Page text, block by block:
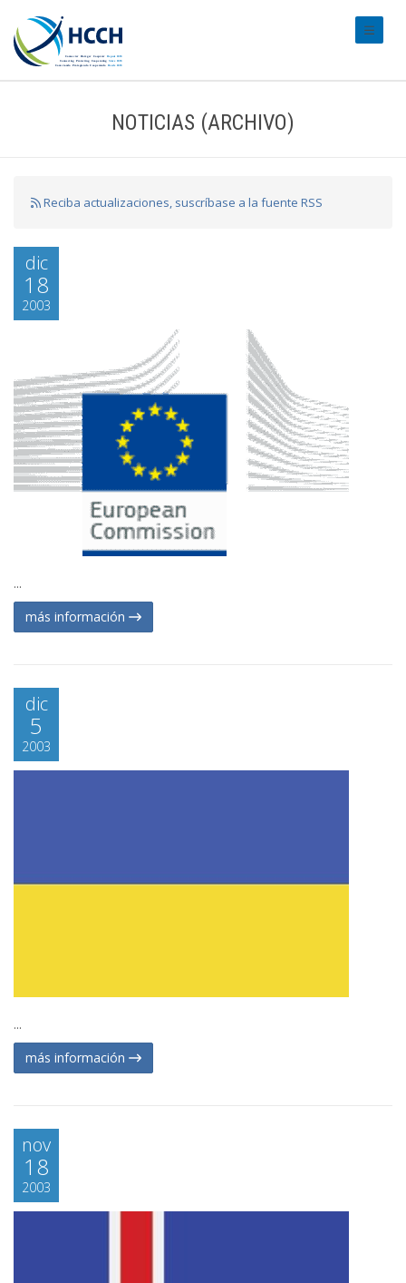
NOTICIAS (ARCHIVO)
Reciba actualizaciones, suscríbase a la fuente RSS
dic
18
2003
...
más información
dic
5
2003
...
más información
nov
18
2003